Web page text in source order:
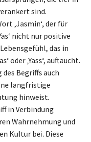
sind.
‚Jasmin‘, der für
nicht nur positive
das in
oder ‚Yass‘, auftaucht.
Begriffs auch
langfristige
hinweist.
in Verbindung
Wahrnehmung und
Kultur bei. Diese